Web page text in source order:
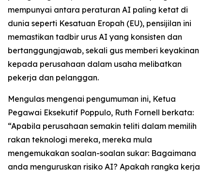
mempunyai antara peraturan AI paling ketat di
dunia seperti Kesatuan Eropah (EU), pensijilan ini
memastikan tadbir urus AI yang konsisten dan
bertanggungjawab, sekali gus memberi keyakinan
kepada perusahaan dalam usaha melibatkan
pekerja dan pelanggan.
Mengulas mengenai pengumuman ini, Ketua
Pegawai Eksekutif Poppulo, Ruth Fornell berkata:
“Apabila perusahaan semakin teliti dalam memilih
rakan teknologi mereka, mereka mula
mengemukakan soalan-soalan sukar: Bagaimana
anda menguruskan risiko AI? Apakah rangka kerja